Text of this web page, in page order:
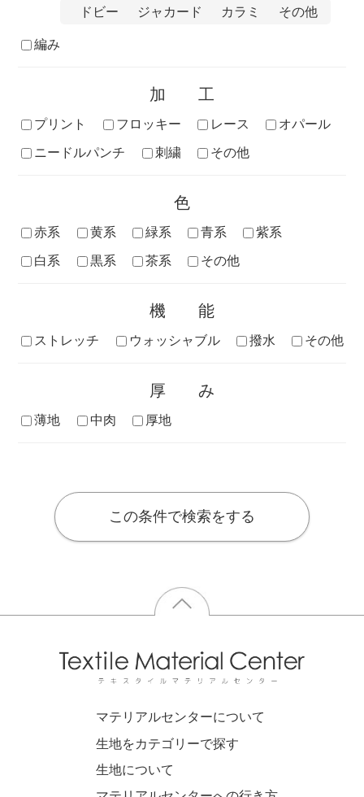
ドビー
ジャカード カラミ その他
編み
加工
プリント フロッキー レース
オパール
ニードルパンチ
刺繍 その他
色
赤系 黄系 緑系 青系
紫系
白系
黒系 茶系 その他
機能
ストレッチ ウォッシャブル 撥水 その他
厚み
薄地 中肉 厚地
この条件で検索をする
マテリアルセンターについて
生地をカテゴリーで探す
生地について